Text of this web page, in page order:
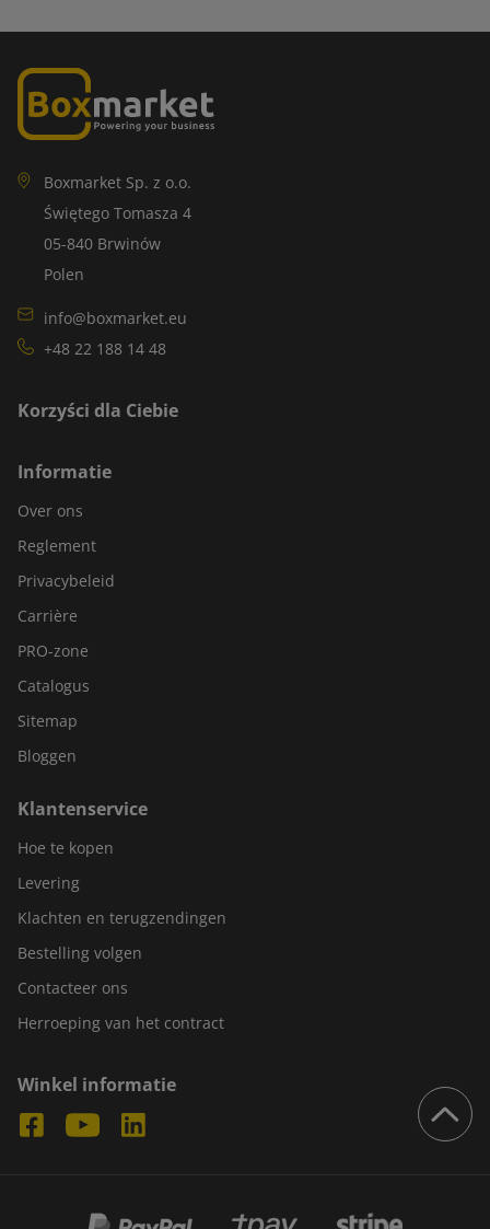
Boxmarket Sp. z o.o.
Świętego Tomasza 4
05-840 Brwinów
Polen
info@boxmarket.eu
+48 22 188 14 48
Korzyści dla Ciebie
Informatie
Over ons
Reglement
Privacybeleid
Carrière
PRO-zone
Catalogus
Sitemap
Bloggen
Klantenservice
Hoe te kopen
Levering
Klachten en terugzendingen
Bestelling volgen
Contacteer ons
Herroeping van het contract
Winkel informatie